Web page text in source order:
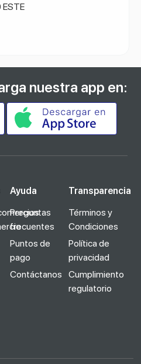
ESTE
nuestra app en:
Ayuda
Preguntas
frecuentes
Puntos de
pago
Contáctanos
Transparencia
Términos y
Condiciones
Política de
privacidad
Cumplimiento
regulatorio